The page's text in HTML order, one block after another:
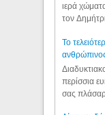
ιερά
τον
Το
περίσσια
σας